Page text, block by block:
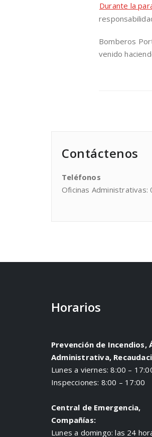
Durante la
Bomberos
venido
Contáctenos
Teléfonos
Oficinas
Horarios
Prevención de Incendios,
Administrativa,
Lunes a viernes: 8:00 –
Inspecciones: 8:00 – 17:00
Central de Emergencia,
Compañías:
Lunes a domingo: las 24